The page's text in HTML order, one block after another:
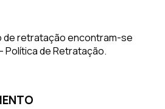
de retratação encontram-se
Política de Retratação.